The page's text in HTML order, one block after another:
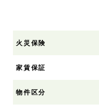
火災保険
家賃保証
物件区分